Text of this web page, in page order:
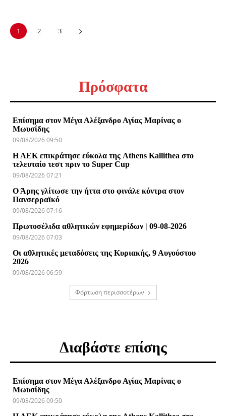
1 2 3
Πρόσφατα
Επίσημα στον Μέγα Αλέξανδρο Αγίας Μαρίνας ο
Μωυσίδης
09/08/2026 09:50
Η ΑΕΚ επικράτησε εύκολα της Athens Kallithea στο
τελευταίο τεστ πριν το Super Cup
09/08/2026 07:21
Ο Άρης γλίτωσε την ήττα στο φινάλε κόντρα στον
Πανσερραϊκό
09/08/2026 07:16
Πρωτοσέλιδα αθλητικών εφημερίδων | 09-08-2026
09/08/2026 07:03
Οι αθλητικές μεταδόσεις της Κυριακής, 9 Αυγούστου
2026
09/08/2026 06:59
Φόρτωση περισσοτέρων
Διαβάστε επίσης
Επίσημα στον Μέγα Αλέξανδρο Αγίας Μαρίνας ο
Μωυσίδης
09/08/2026 09:50